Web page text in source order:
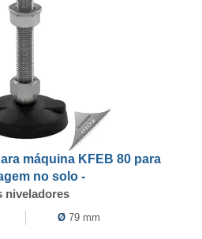
máquina KFEB 80 para
no solo -
niveladores
Ø 79 mm